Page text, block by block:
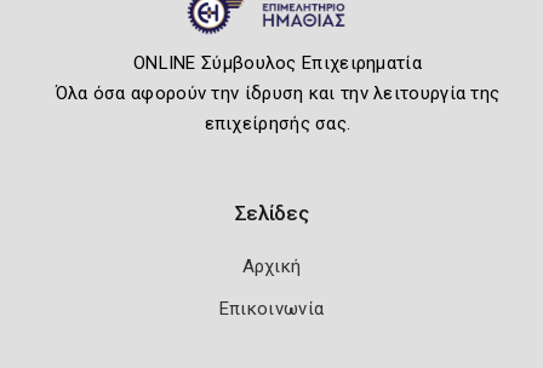
ONLINE Σύμβουλος Επιχειρηματία
Όλα όσα αφορούν την ίδρυση και την λειτουργία της
επιχείρησής σας.
Σελίδες
Αρχική
Επικοινωνία